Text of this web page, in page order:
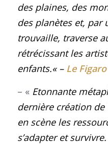
des plaines, des
des planètes et, par
trouvaille, traverse
rétrécissant les
enfants.« – Le Figaro
– « Etonnante
dernière création
en scène les
s’adapter et survivre.